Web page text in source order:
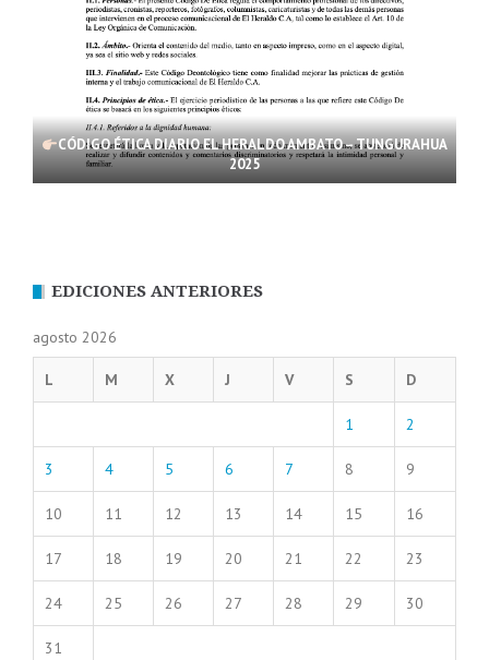
CÓDIGO ÉTICA DIARIO EL HERALDO AMBATO – TUNGURAHUA
2025
EDICIONES ANTERIORES
agosto 2026
L M X J V S D
1 2
3 4 5 6 7 8 9
10 11 12 13 14 15 16
17 18 19 20 21 22 23
24 25 26 27 28 29 30
31